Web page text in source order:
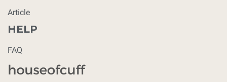
Article
HELP
FAQ